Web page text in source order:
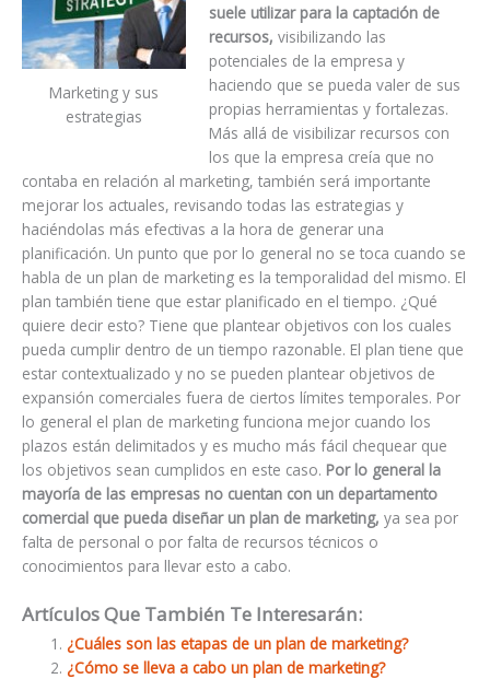
Marketing y sus
estrategias
suele utilizar para la captación de
recursos, visibilizando las
potenciales de la empresa y
haciendo que se pueda valer de sus
propias herramientas y fortalezas.
Más allá de visibilizar recursos con
los que la empresa creía que no
contaba en relación al marketing, también será importante
mejorar los actuales, revisando todas las estrategias y
haciéndolas más efectivas a la hora de generar una
planificación. Un punto que por lo general no se toca cuando se
habla de un plan de marketing es la temporalidad del mismo. El
plan también tiene que estar planificado en el tiempo. ¿Qué
quiere decir esto? Tiene que plantear objetivos con los cuales
pueda cumplir dentro de un tiempo razonable. El plan tiene que
estar contextualizado y no se pueden plantear objetivos de
expansión comerciales fuera de ciertos límites temporales. Por
lo general el plan de marketing funciona mejor cuando los
plazos están delimitados y es mucho más fácil chequear que
los objetivos sean cumplidos en este caso. Por lo general la
mayoría de las empresas no cuentan con un departamento
comercial que pueda diseñar un plan de marketing, ya sea por
falta de personal o por falta de recursos técnicos o
conocimientos para llevar esto a cabo.
Artículos Que También Te Interesarán:
¿Cuáles son las etapas de un plan de marketing?
¿Cómo se lleva a cabo un plan de marketing?